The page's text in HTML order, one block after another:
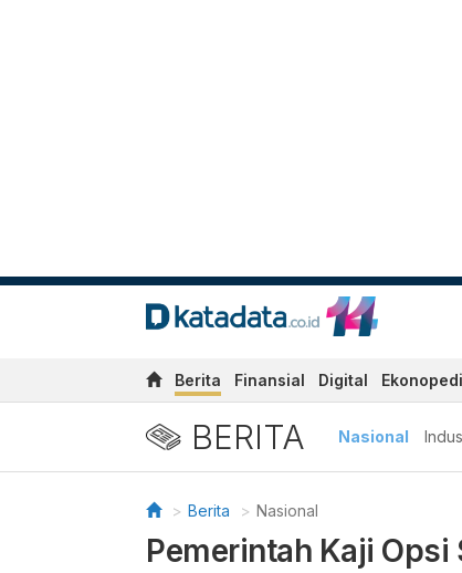
Berita Finansial Digital
BERITA Nasional
Berita Nasional
Pemerintah Kaji Opsi